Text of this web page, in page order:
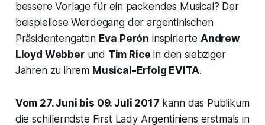
bessere Vorlage für ein packendes Musical? Der
beispiellose Werdegang der argentinischen
Präsidentengattin Eva Perón inspirierte Andrew
Lloyd Webberund Tim Rice in den siebziger
Jahren zu ihrem Musical-Erfolg EVITA.
Vom 27. Juni bis 09. Juli 2017 kann das Publikum
die schillerndste First Lady Argentiniens erstmals in